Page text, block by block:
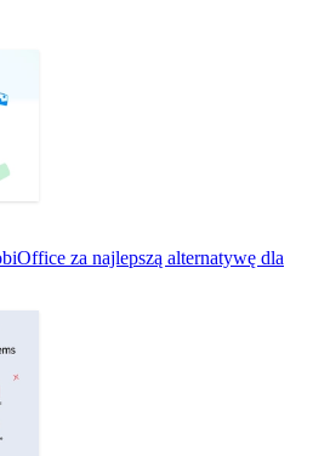
za najlepszą alternatywę dla